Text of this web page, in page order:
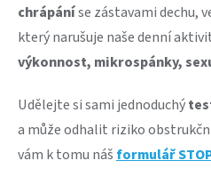
chrápáníse zástavami dechu,
který narušuje naše denní
výkonnost, mikrospánky,
Udělejte si sami jednoduchý
a může odhalit riziko
vám k tomu náš formulář